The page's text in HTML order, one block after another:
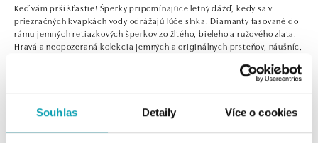
Souhlas Detaily Více o cookies
Keď vám prší šťastie! Šperky pripomínajúce letný dážď, kedy sa v
priezračných kvapkách vody odrážajú lúče slnka. Diamanty fasované do
rámu jemných retiazkových šperkov zo žltého, bieleho a ružového zlata.
Hravá a neopozeraná kolekcia jemných a originálnych prsteňov, náušníc,